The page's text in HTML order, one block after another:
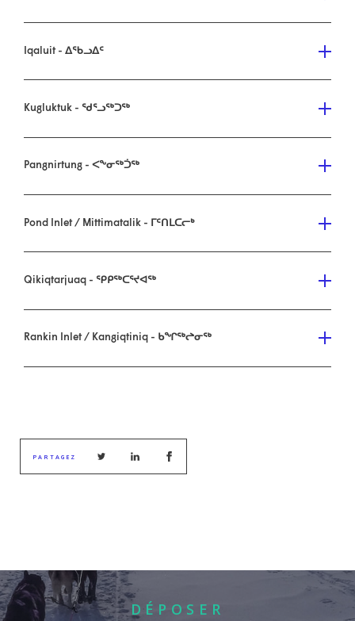
Iqaluit - ᐃᖃᓗᐃᑦ
Kugluktuk - ᖁᕐᓗᖅᑐᖅ
Pangnirtung - ᐸᖕᓂᖅᑑᖅ
Pond Inlet / Mittimatalik - ᒥᑦᑎᒪᑕᓕᒃ
Qikiqtarjuaq - ᕿᑭᖅᑕᕐᔪᐊᖅ
Rankin Inlet / Kangiqtiniq - ᑲᖏᖅᖠᓂᖅ
PARTAGEZ
DÉPOSER